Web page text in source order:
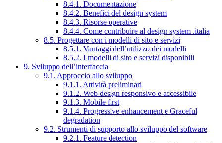
8.4.1. Documentazione
8.4.2. Benefici del design system
8.4.3. Risorse operative
8.4.4. Come contribuire al design system .italia
8.5. Progettare con i modelli di sito e servizi
8.5.1. Vantaggi dell’utilizzo dei modelli
8.5.2. I modelli di sito e servizi disponibili
9. Sviluppo dell’interfaccia
9.1. Approccio allo sviluppo
9.1.1. Attività preliminari
9.1.2. Web design responsivo e accessibile
9.1.3. Mobile first
9.1.4. Progressive enhancement e Graceful
degradation
9.2. Strumenti di supporto allo sviluppo del software
9.2.1. Feature detection